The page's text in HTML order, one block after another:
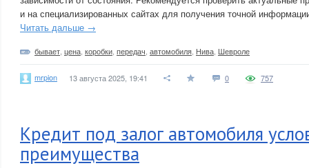
и на специализированных сайтах для получения точной
Читать дальше →
бывает цена коробки передач автомобиля Нива Шевроле
mrpion 13 августа 2025, 19:41 0 757
Кредит под залог автомобиля
преимущества